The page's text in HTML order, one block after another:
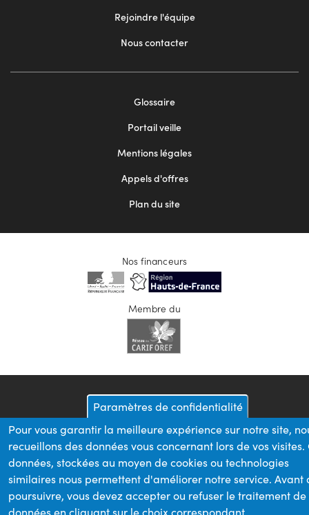
Rejoindre l'équipe
Nous contacter
Glossaire
Portail veille
Mentions légales
Appels d'offres
Plan du site
Nos financeurs
Membre du
Paramètres de confidentialité
Pour vous garantir la meilleure expérience sur notre site,
recueillons des données vous concernant lors de vos visites.
données, stockées au moyen de cookies ou technologies
similaires nous permettent d'améliorer notre service. Avant
poursuivre, vous devez accepter ou refuser le traitement de
données en cliquant sur le choix correspondant.